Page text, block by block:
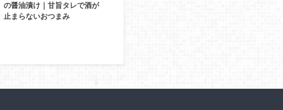
の醤油漬け｜甘旨タレで酒が
止まらないおつまみ